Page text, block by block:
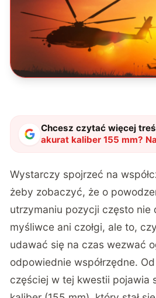
Chcesz czytać więcej
akurat kaliber 155 mm?
artylerie standardu NATO"
Wystarczy spojrzeć na
żeby zobaczyć, że o
utrzymaniu pozycji często
myśliwce ani czołgi, ale to,
udawać się na czas wezwać
odpowiednie współrzędne.
częściej w tej kwestii pojawia